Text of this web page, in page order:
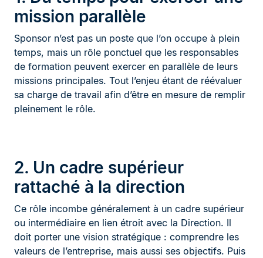
mission parallèle
Sponsor n’est pas un poste que l’on occupe à plein
temps, mais un rôle ponctuel que les responsables
de formation peuvent exercer en parallèle de leurs
missions principales. Tout l’enjeu étant de réévaluer
sa charge de travail afin d’être en mesure de remplir
pleinement le rôle.
2. Un cadre supérieur
rattaché à la direction
Ce rôle incombe généralement à un cadre supérieur
ou intermédiaire en lien étroit avec la Direction. Il
doit porter une vision stratégique : comprendre les
valeurs de l’entreprise, mais aussi ses objectifs. Puis